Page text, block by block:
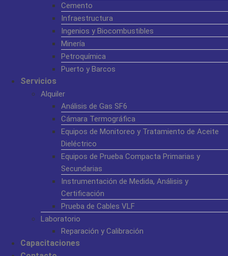
Cemento
Infraestructura
Ingenios y Biocombustibles
Minería
Petroquímica
Puerto y Barcos
Servicios
Alquiler
Análisis de Gas SF6
Cámara Termográfica
Equipos de Monitoreo y Tratamiento de Aceite
Dieléctrico
Equipos de Prueba Compacta Primarias y
Secundarias
Instrumentación de Medida, Análisis y
Certificación
Prueba de Cables VLF
Laboratorio
Reparación y Calibración
Capacitaciones